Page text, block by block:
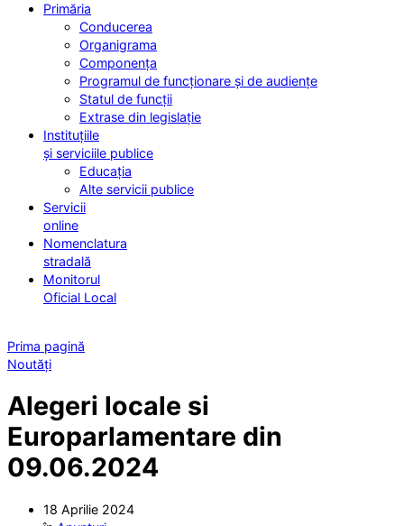
Primăria
Conducerea
Organigrama
Componența
Programul de funcționare și de audiențe
Statul de funcții
Extrase din legislație
Instituțiile
și serviciile publice
Educația
Alte servicii publice
Servicii
online
Nomenclatura
stradală
Monitorul
Oficial Local
Prima pagină
Noutăți
Alegeri locale si
Europarlamentare din
09.06.2024
18 Aprilie 2024